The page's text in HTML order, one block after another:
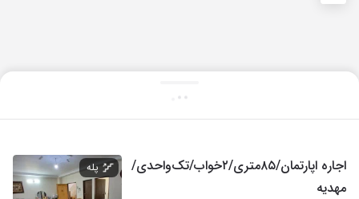
اجاره اپارتمان/۸۵متری/۲خواب/تک‌واحدی/
مهدیه
پله